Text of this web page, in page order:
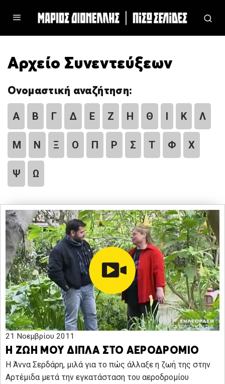
Αρχείο Συνεντεύξεων
Ονομαστική αναζήτηση:
Α Β Γ Δ Ε Ζ Η Θ Ι Κ Λ
Μ Ν Ξ Ο Π Ρ Σ Τ Φ Χ
Ψ Ω
21 Νοεμβρίου 2011
Η ΖΩΗ ΜΟΥ ΔΙΠΛΑ ΣΤΟ ΑΕΡΟΔΡΟΜΙΟ
Η Άννα Σερδάρη, μιλά για το πώς άλλαξε η ζωή της στην
Αρτέμιδα μετά την εγκατάσταση του αεροδρομίου